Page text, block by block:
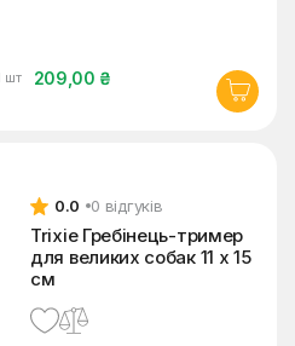
209,00 ₴
шт
0.0 0 відгуків
Trixie Гребінець-тример
для великих собак 11 x 15
см